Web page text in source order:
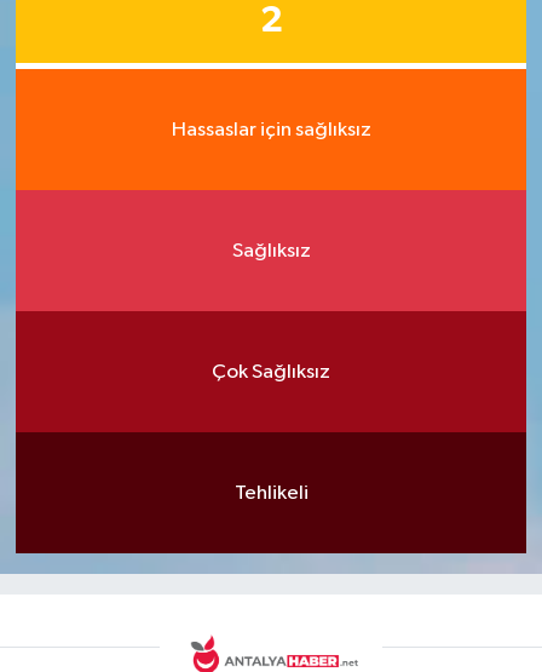
2
Hassaslar için sağlıksız
Sağlıksız
Çok Sağlıksız
Tehlikeli